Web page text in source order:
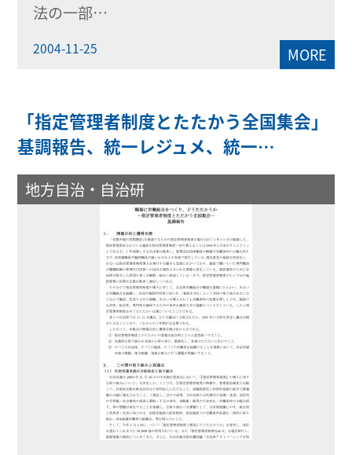
法の一部…
2004-11-25 MORE
「指定管理者制度とたたかう全国集会」
基調報告、統一レジュメ、統一…
地方自治・自治研